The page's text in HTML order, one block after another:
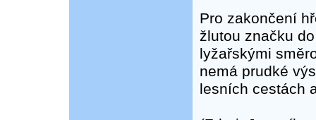
Pro zakončení
žlutou značku
lyžařskými
nemá prudké
lesních cestách